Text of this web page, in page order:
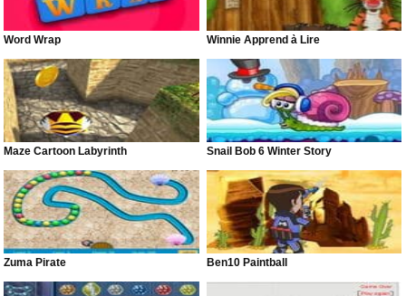
Word Wrap Winnie Apprend à Lire
Maze Cartoon Labyrinth Snail Bob 6 Winter Story
Zuma Pirate Ben10 Paintball